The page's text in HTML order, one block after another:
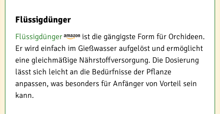
Flüssigdünger
Flüssigdünger
ist die gängigste Form für Orchideen.
Er wird einfach im Gießwasser aufgelöst und ermöglicht
eine gleichmäßige Nährstoffversorgung. Die Dosierung
lässt sich leicht an die Bedürfnisse der Pflanze
anpassen, was besonders für Anfänger von Vorteil sein
kann.